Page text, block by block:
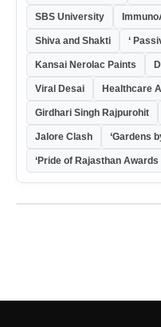
SBS University
Shiva and Shakti ‘
Kansai Nerolac Paints
Viral Desai Healthcare
Girdhari Singh Rajpurohit
Jalore Clash ‘Gardens
‘Pride of Rajasthan Awards